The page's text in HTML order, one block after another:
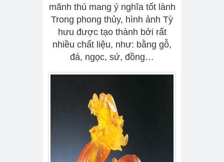
mãnh thú mang ý nghĩa tốt lành
Trong phong thủy, hình ảnh Tỳ
hưu được tạo thành bởi rất
nhiều chất liệu, như: bằng gỗ,
đá, ngọc, sứ, đồng…